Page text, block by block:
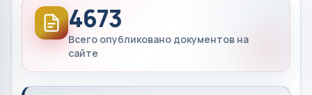
4673
Всего опубликовано документов на
сайте